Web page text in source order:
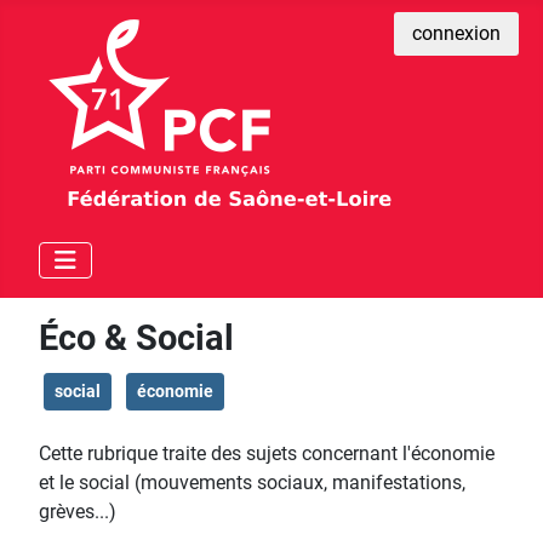
connexion
Éco & Social
social économie
Cette rubrique traite des sujets concernant l'économie
et le social (mouvements sociaux, manifestations,
grèves...)